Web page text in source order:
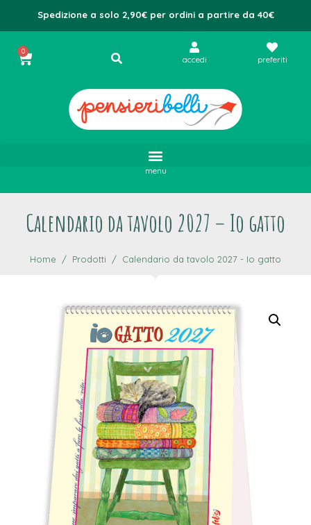
Spedizione a solo 2,90€ per ordini a partire da 40€
0
accedi preferiti
menu
Calendario da tavolo 2027 – Io gatto
Home Prodotti Calendario da tavolo 2027 - Io gatto